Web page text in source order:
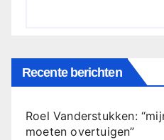
Recente berichten
Roel Vanderstukken:
moeten overtuigen”